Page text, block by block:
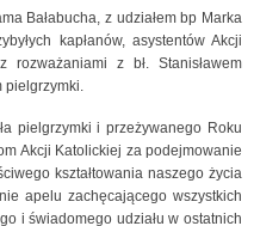
Bałabucha, z udziałem bp Marka
kapłanów, asystentów Akcji
rozważaniami z bł. Stanisławem
pielgrzymki.
pielgrzymki i przeżywanego Roku
Akcji Katolickiej za podejmowanie
kształtowania naszego życia
apelu zachęcającego wszystkich
i świadomego udziału w ostatnich